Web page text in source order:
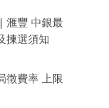
滙豐 中銀最
揀選須知
徵費率 上限